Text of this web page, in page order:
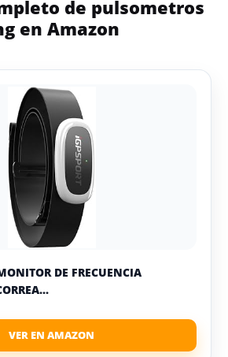
de pulsometros
en Amazon
DE FRECUENCIA